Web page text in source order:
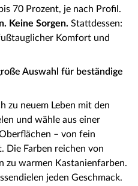
70 Prozent, je nach Profil.
Keine Sorgen. Stattdessen:
Komfort und
Auswahl für beständige
zu neuem Leben mit den
und wähle aus einer
– von fein
Die Farben reichen von
zu warmen Kastanienfarben.
jeden Geschmack.